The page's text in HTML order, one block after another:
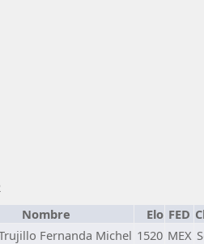
Nombre Elo FED
Fernanda Michel 1520 MEX